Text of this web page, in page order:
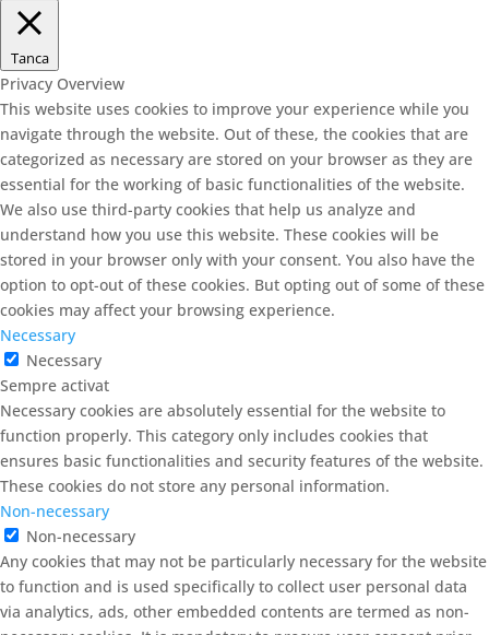
Tanca
Privacy Overview
This website uses cookies to improve your experience while you
navigate through the website. Out of these, the cookies that are
categorized as necessary are stored on your browser as they are
essential for the working of basic functionalities of the website.
We also use third-party cookies that help us analyze and
understand how you use this website. These cookies will be
stored in your browser only with your consent. You also have the
option to opt-out of these cookies. But opting out of some of these
cookies may affect your browsing experience.
Necessary
Necessary
Sempre activat
Necessary cookies are absolutely essential for the website to
function properly. This category only includes cookies that
ensures basic functionalities and security features of the website.
These cookies do not store any personal information.
Non-necessary
Non-necessary
Any cookies that may not be particularly necessary for the website
to function and is used specifically to collect user personal data
via analytics, ads, other embedded contents are termed as non-